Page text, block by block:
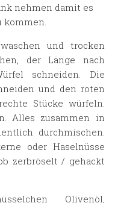
nehmen damit es
kommen.
und trocken
der Länge nach
schneiden. Die
und den roten
Stücke würfeln.
Alles zusammen in
durchmischen.
oder Haselnüsse
zerbröselt / gehackt
Olivenöl,